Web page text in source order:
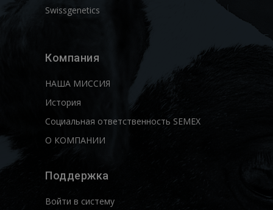
Swissgenetics
Компания
НАША МИССИЯ
История
Социальная ответственность SEMEX
О КОМПАНИИ
Поддержка
Войти в систему